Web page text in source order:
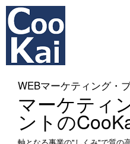
WEBマーケティング・
マーケティ
ントの